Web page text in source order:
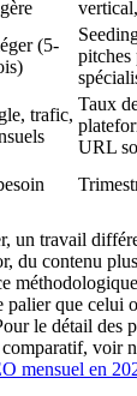
(5-
pitches
trafic,
Taux
URL
un travail
du contenu
palier que celui
le détail des
voir
mensuel en